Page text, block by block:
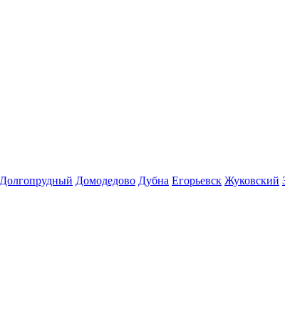
Долгопрудный Домодедово Дубна Егорьевск Жуковский